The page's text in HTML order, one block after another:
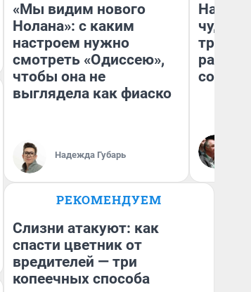
«Мы видим нового
Нолана»: с каким
настроем нужно
смотреть «Одиссею»,
чтобы она не
выглядела как фиаско
Надежда Губарь
чудом
РЕКОМЕНДУЕМ
Слизни атакуют: как
спасти цветник от
вредителей — три
копеечных способа